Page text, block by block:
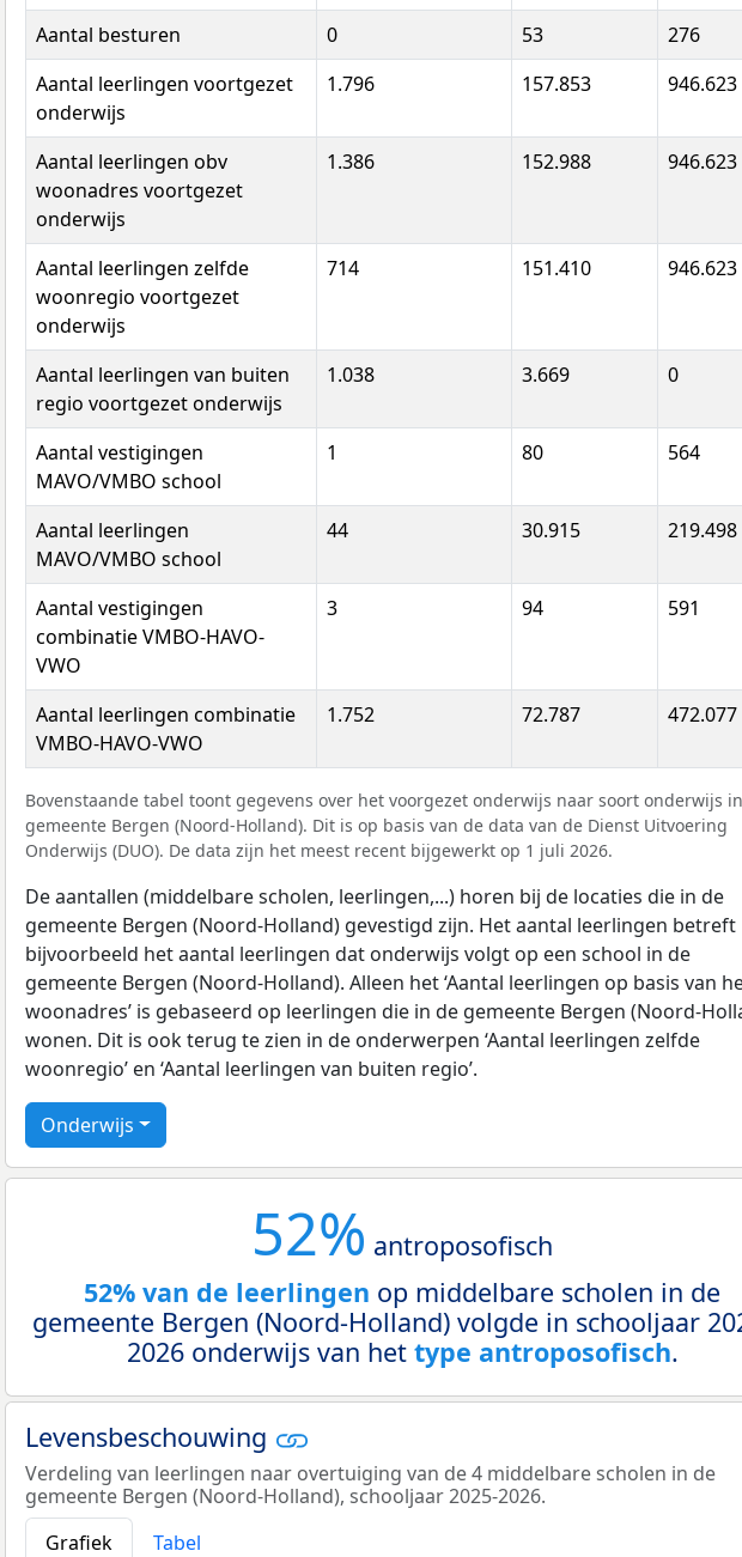
Aantal besturen 0 53
276
Aantal leerlingen voortgezet
onderwijs
1.796 157.853 946.623
Aantal leerlingen obv
woonadres voortgezet
onderwijs
1.386 152.988 946.623
Aantal leerlingen zelfde
woonregio voortgezet
onderwijs
714 151.410 946.623
Aantal leerlingen van buiten
regio voortgezet onderwijs
1.038 3.669 0
Aantal vestigingen
MAVO/VMBO school
1 80 564
Aantal leerlingen
MAVO/VMBO school
44 30.915 219.498
Aantal vestigingen
combinatie VMBO-HAVO-
VWO
3 94 591
Aantal leerlingen combinatie
VMBO-HAVO-VWO
1.752 72.787 472.077
Bovenstaande tabel toont gegevens over het voorgezet onderwijs naar soort onderwijs
gemeente Bergen (Noord-Holland). Dit is op basis van de data van de Dienst Uitvoering
Onderwijs (DUO). De data zijn het meest recent bijgewerkt op 1 juli 2026.
De aantallen (middelbare scholen, leerlingen,...) horen bij de locaties die in de
gemeente Bergen (Noord-Holland) gevestigd zijn. Het aantal leerlingen betreft
bijvoorbeeld het aantal leerlingen dat onderwijs volgt op een school in de
gemeente Bergen (Noord-Holland). Alleen het ‘Aantal leerlingen op basis van
woonadres’ is gebaseerd op leerlingen die in de gemeente Bergen (Noord-
wonen. Dit is ook terug te zien in de onderwerpen ‘Aantal leerlingen zelfde
woonregio’ en ‘Aantal leerlingen van buiten regio’.
Onderwijs
52% antroposofisch
52% van de leerlingen op middelbare scholen in de
gemeente Bergen (Noord-Holland) volgde in schooljaar
2026 onderwijs van het type antroposofisch.
Levensbeschouwing
Verdeling van leerlingen naar overtuiging van de 4 middelbare scholen in de
gemeente Bergen (Noord-Holland), schooljaar 2025-2026.
Grafiek
Tabel